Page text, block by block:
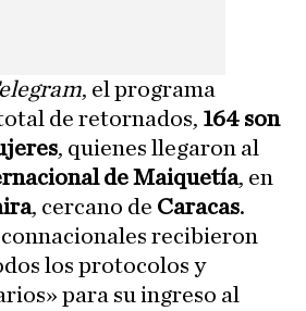
, el programa
de retornados, 164 son
, quienes llegaron al
de Maiquetía, en
, cercano de Caracas.
recibieron
los protocolos y
para su ingreso al